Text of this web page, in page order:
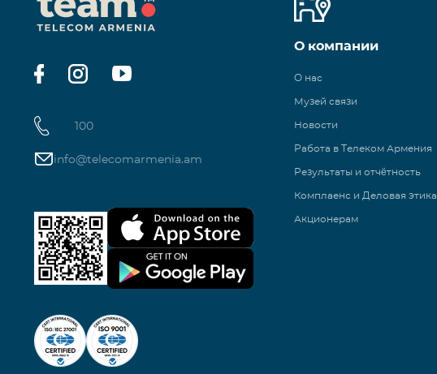
100
info@telecomarmenia.am
О компании
О нас
Музей связи
Новости
Работа в Телеком Армения
Результаты и отчётность
Комплаенс и Деловая этика
Акционерам